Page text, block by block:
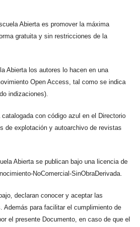
Abierta es promover la máxima
gratuita y sin restricciones de la
Abierta los autores lo hacen en una
Open Access, tal como se indica
indizaciones).
con código azul en el Directorio
de explotación y autoarchivo de revistas
Abierta se publican bajo una licencia de
NoComercial-SinObraDerivada.
declaran conocer y aceptar las
Además para facilitar el cumplimiento de
el presente Documento, en caso de que el